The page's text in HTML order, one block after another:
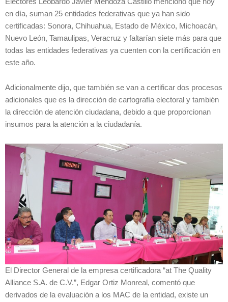
en día, suman 25 entidades federativas que ya han sido
certificadas: Sonora, Chihuahua, Estado de México, Michoacán,
Nuevo León, Tamaulipas, Veracruz y faltarían siete más para que
todas las entidades federativas ya cuenten con la certificación en
este año.
Adicionalmente dijo, que también se van a certificar dos procesos
adicionales que es la dirección de cartografía electoral y también
la dirección de atención ciudadana, debido a que proporcionan
insumos para la atención a la ciudadanía.
El Director General de la empresa certificadora “at The Quality
Alliance S.A. de C.V.”, Edgar Ortiz Monreal, comentó que
derivados de la evaluación a los MAC de la entidad, existe un